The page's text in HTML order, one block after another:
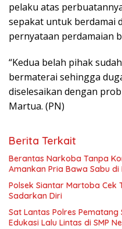
pelaku atas
sepakat untuk berdamai
pernyataan perdamaian
“Kedua belah pihak
bermaterai sehingga
diselesaikan dengan
Martua. (PN)
Berita Terkait
Berantas Narkoba Tanpa
Amankan Pria Bawa Sabu
Polsek Siantar Martoba Cek
Sadarkan Diri
Sat Lantas Polres
Edukasi Lalu Lintas di SMP